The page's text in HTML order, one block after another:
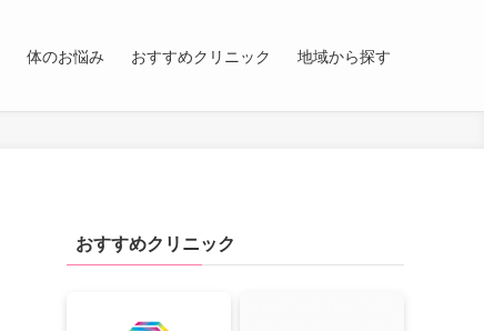
体のお悩み おすすめクリニック 地域から探す
おすすめクリニック